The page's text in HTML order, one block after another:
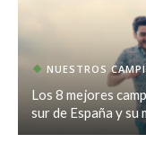
NUESTROS
Los 8 mejores
sur de España y